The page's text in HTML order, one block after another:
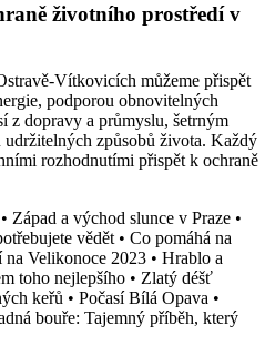
životního prostředí v
Vítkovicích můžeme přispět
podporou obnovitelných
z dopravy a průmyslu, šetrným
způsobů života. Každý
rozhodnutími přispět k ochraně
• Západ a východ slunce v Praze •
vědět • Co pomáhá na
na Velikonoce 2023 • Hrablo a
toho nejlepšího • Zlatý déšť
keřů • Počasí Bílá Opava •
bouře: Tajemný příběh, který